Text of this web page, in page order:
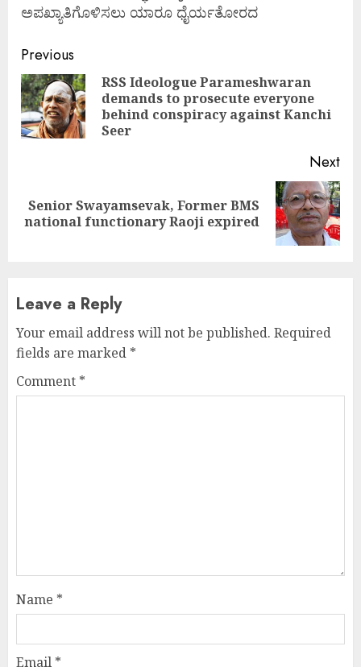
ಅಪಖ್ಯಾತಿಗೊಳಿಸಲು ಯಾರೂ ಧೈರ್ಯತೋರದ
Continue
Reading
Previous
RSS Ideologue Parameshwaran
demands to prosecute everyone
behind conspiracy against Kanchi
Seer
Next
Next
post:
Senior Swayamsevak, Former BMS
national functionary Raoji expired
Leave a Reply
Your email address will not be published. Required
fields are marked *
Comment *
Name *
Email *